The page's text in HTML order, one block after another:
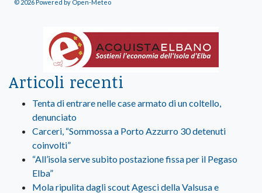
© 2026 Powered by Open-Meteo
Articoli recenti
Tenta di entrare nelle case armato di un coltello,
denunciato
Carceri, “Sommossa a Porto Azzurro 30 detenuti
coinvolti”
“All’isola serve subito postazione fissa per il Pegaso
Elba”
Mola ripulita dagli scout Agesci della Valsusa e